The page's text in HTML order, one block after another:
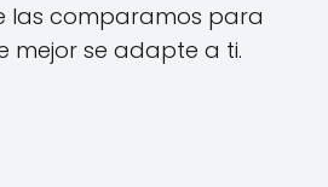
las comparamos para
mejor se adapte a ti.